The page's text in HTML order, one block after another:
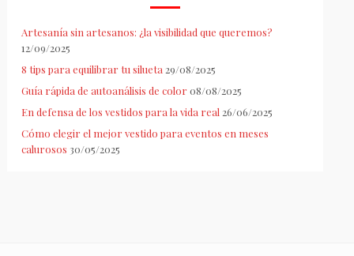
Artesanía sin artesanos: ¿la visibilidad que queremos?
12/09/2025
8 tips para equilibrar tu silueta 29/08/2025
Guía rápida de autoanálisis de color 08/08/2025
En defensa de los vestidos para la vida real 26/06/2025
Cómo elegir el mejor vestido para eventos en meses
calurosos 30/05/2025